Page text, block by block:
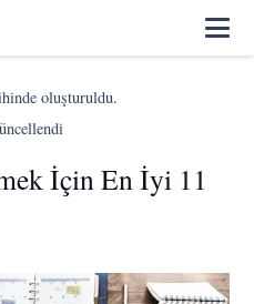
oluşturuldu.
İçin En İyi 11